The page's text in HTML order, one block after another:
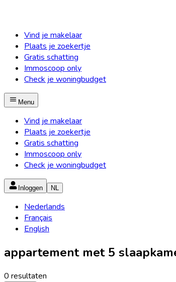
Vind je makelaar
Plaats je zoekertje
Gratis schatting
Immoscoop only
Check je woningbudget
Menu
Vind je makelaar
Plaats je zoekertje
Gratis schatting
Immoscoop only
Check je woningbudget
Inloggen NL
Nederlands
Français
English
appartement met 5
0 resultaten